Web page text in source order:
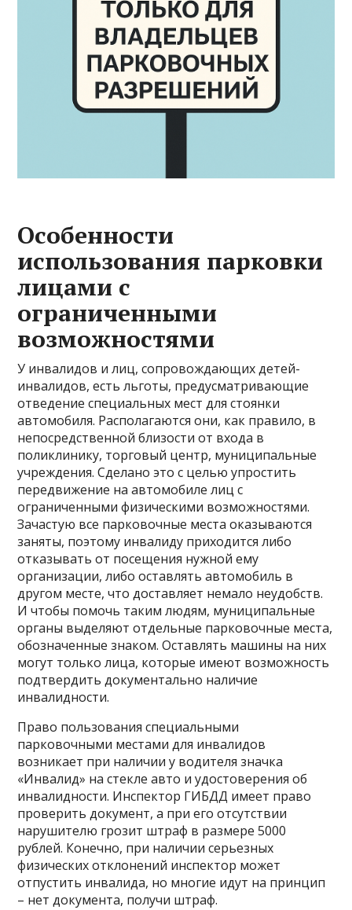
Особенности
использования парковки
лицами с
ограниченными
возможностями
У инвалидов и лиц, сопровождающих детей-
инвалидов, есть льготы, предусматривающие
отведение специальных мест для стоянки
автомобиля. Располагаются они, как правило, в
непосредственной близости от входа в
поликлинику, торговый центр, муниципальные
учреждения. Сделано это с целью упростить
передвижение на автомобиле лиц с
ограниченными физическими возможностями.
Зачастую все парковочные места оказываются
заняты, поэтому инвалиду приходится либо
отказывать от посещения нужной ему
организации, либо оставлять автомобиль в
другом месте, что доставляет немало неудобств.
И чтобы помочь таким людям, муниципальные
органы выделяют отдельные парковочные места,
обозначенные знаком. Оставлять машины на них
могут только лица, которые имеют возможность
подтвердить документально наличие
инвалидности.
Право пользования специальными
парковочными местами для инвалидов
возникает при наличии у водителя значка
«Инвалид» на стекле авто и удостоверения об
инвалидности. Инспектор ГИБДД имеет право
проверить документ, а при его отсутствии
нарушителю грозит штраф в размере 5000
рублей. Конечно, при наличии серьезных
физических отклонений инспектор может
отпустить инвалида, но многие идут на принцип
– нет документа, получи штраф.